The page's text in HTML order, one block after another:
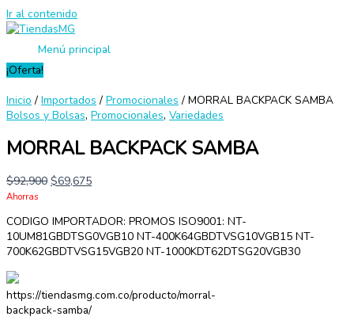
Ir al contenido
Menú principal
¡Oferta!
Inicio / Importados / Promocionales / MORRAL BACKPACK SAMBA
Bolsos y Bolsas, Promocionales, Variedades
MORRAL BACKPACK SAMBA
$92,900 $69,675
Ahorras
CODIGO IMPORTADOR: PROMOS ISO9001: NT-
10UM81GBDTSG0VGB10 NT-400K64GBDTVSG10VGB15 NT-
700K62GBDTVSG15VGB20 NT-1000KDT62DTSG20VGB30
https://tiendasmg.com.co/producto/morral-
backpack-samba/